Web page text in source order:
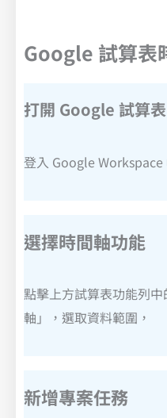
Google 試算表
打開 Google 試算表
登入 Google
選擇時間軸功能
點擊上方試算表功能列
軸」，選取資料範圍，
新增專案任務